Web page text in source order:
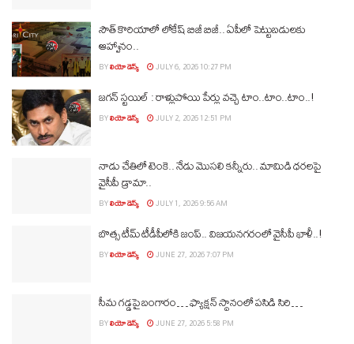
సౌత్‌ కొరియాలో లోకేష్ బిజీ బిజీ.. ఏపీలో పెట్టుబడులకు
ఆహ్వానం..
BYలియో డెస్క్ JULY 6, 2026 10:27 PM
జగన్ స్టయిల్ : రాళ్లుపోయి పేర్లు వచ్చె టాం..టాం..టాం..!
BYలియో డెస్క్ JULY 2, 2026 12:51 PM
నాడు చేతిలో టెంకె.. నేడు మొసలి కన్నీరు.. మామిడి ధరలపై
వైసీపీ డ్రామా..
BYలియో డెస్క్ JULY 1, 2026 9:56 AM
బొత్స టీమ్‌ టీడీపీలోకి జంప్‌.. విజయనగరంలో వైసీపీ ఖాళీ..!
BYలియో డెస్క్ JUNE 27, 2026 7:07 PM
సీమ గడ్డపై బంగారం… ఫ్యాక్షన్‌ స్థానంలో పసిడి సిరి…
BYలియో డెస్క్ JUNE 27, 2026 5:58 PM